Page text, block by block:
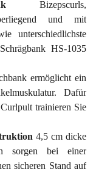
Bizepscurls,
und mit
unterschiedlichste
HS-1035
ermöglicht ein
Dafür
trainieren Sie
4,5 cm dicke
sorgen bei einer
sicheren Stand auf